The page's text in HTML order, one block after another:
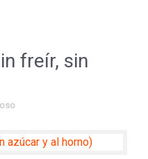
freír, sin